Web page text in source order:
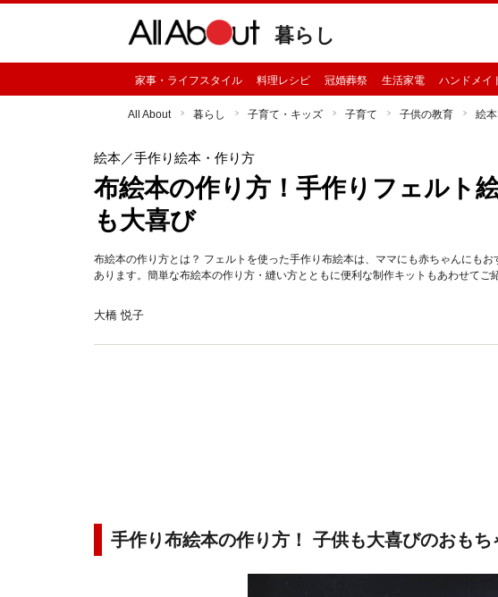
暮らし
家事・ライフスタイル 料理レシピ 冠婚葬祭 生活家電 ハンドメイ
All About 暮らし 子育て・キッズ 子育て 子供の教育 絵本
絵本／手作り絵本・作り方
布絵本の作り方！手作りフェルト
も大喜び
布絵本の作り方とは？ フェルトを使った手作り布絵本は、ママにも赤ちゃんにも
あります。簡単な布絵本の作り方・縫い方とともに便利な制作キットもあわせてご
大橋 悦子
手作り布絵本の作り方！ 子供も大喜びのおもち